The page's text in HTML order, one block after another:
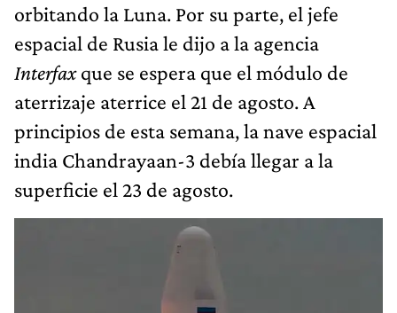
orbitando la Luna. Por su parte, el jefe
espacial de Rusia le dijo a la agencia
Interfaxque se espera que el módulo de
aterrizaje aterrice el 21 de agosto. A
principios de esta semana, la nave espacial
india Chandrayaan-3 debía llegar a la
superficie el 23 de agosto.